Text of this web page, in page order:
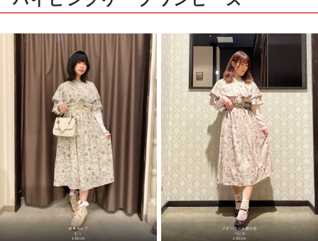
岐阜モレラ
むぅ
158cm
イオンモール新小松
べに©︎
155cm